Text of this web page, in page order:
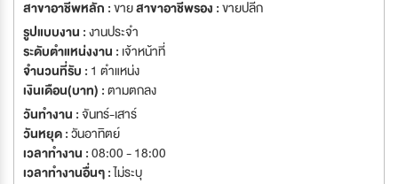
สาขาอาชีพหลัก :ขายสาขาอาชีพรอง :ขายปลีก
รูปแบบงาน :งานประจำ
ระดับตำแหน่งงาน : เจ้าหน้าที่
จำนวนที่รับ : 1 ตำแหน่ง
เงินเดือน(บาท) :ตามตกลง
วันทำงาน :จันทร์-เสาร์
วันหยุด :วันอาทิตย์
เวลาทำงาน :08:00 - 18:00
เวลาทำงานอื่นๆ :ไม่ระบุ